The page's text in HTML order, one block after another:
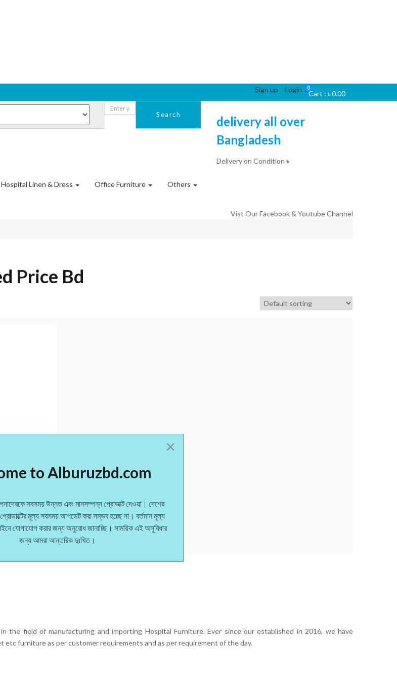
Cart : ৳0.00
0
0
Sign up Login
Search
delivery all over
Bangladesh
Delivery on Condition ৳
Hospital Linen & Dress Office Furniture Others
Vist Our Facebook & Youtube Channel
Price Bd
Current
price
৳ 125,000.00.
the field of manufacturing and importing Hospital Furniture. Ever since our established in 2016, we have
furniture as per customer requirements and as per requirement of the day.
to Alburuzbd.com
সবসময় উন্নত এবং মানসম্পন্ন প্রোডাক্ট দেওয়া। দেশের
প্রোডাক্টের মূল্য সবসময় আপডেট করা সম্ভব হচ্ছে না। বর্তমান মূল্য
যোগাযোগ করার জন্য অনুরোধ জানাচ্ছি। সাময়িক এই অসুবিধার
জন্য আমরা আন্তরিক দুঃখিত।